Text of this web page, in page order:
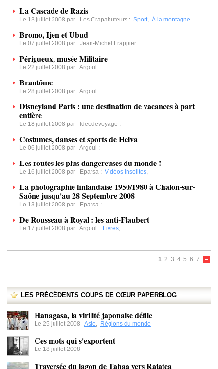
La Cascade de Razis
Le 13 juillet 2008 par Les Crapahuteurs : Sport, À la montagne
Bromo, Ijen et Ubud
Le 07 juillet 2008 par Jean-Michel Frappier :
Périgueux, musée Militaire
Le 22 juillet 2008 par Argoul :
Brantôme
Le 28 juillet 2008 par Argoul :
Disneyland Paris : une destination de vacances à part
entière
Le 18 juillet 2008 par Ideedevoyage :
Costumes, danses et sports de Heiva
Le 06 juillet 2008 par Argoul :
Les routes les plus dangereuses du monde !
Le 16 juillet 2008 par Eparsa : Vidéos insolites,
La photographie finlandaise 1950/1980 à Chalon-sur-
Saône jusqu'au 28 Septembre 2008
Le 13 juillet 2008 par Eparsa :
De Rousseau à Royal : les anti-Flaubert
Le 17 juillet 2008 par Argoul : Livres,
1 2 3 4 5 6 7
LES PRÉCÉDENTS COUPS DE CŒUR PAPERBLOG
Hanagasa, la virilité japonaise défile
Le 25 juillet 2008 Asie, Régions du monde
Ces mots qui s'exportent
Le 18 juillet 2008
Traversée du lagon de Tahaa vers Raiatea